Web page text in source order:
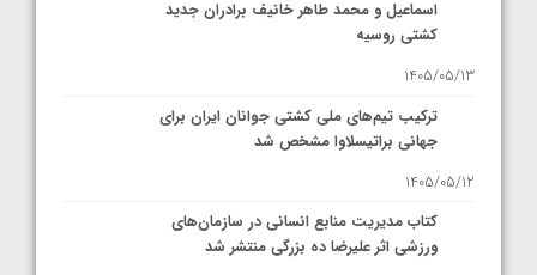
اسماعیل و محمد طاهر خانیف برادران جدید
کشتی روسیه
1405/05/13
ترکیب تیم‌های ملی کشتی جوانان ایران برای
جهانی براتیسلاوا مشخص شد
1405/05/12
کتاب مدیریت منابع انسانی در سازمان‌های
ورزشی اثر علیرضا ده بزرگی منتشر شد